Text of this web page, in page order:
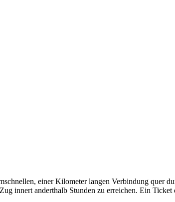
einer Kilometer langen Verbindung quer
innert anderthalb Stunden zu erreichen. Ein